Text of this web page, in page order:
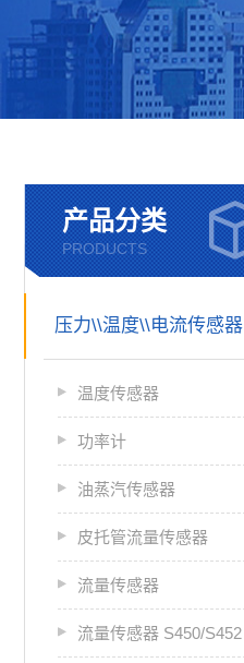
产品分类
PRODUCTS
压力\\温度\\电流传感器
温度传感器
功率计
油蒸汽传感器
皮托管流量传感器
流量传感器
流量传感器 S450/S452